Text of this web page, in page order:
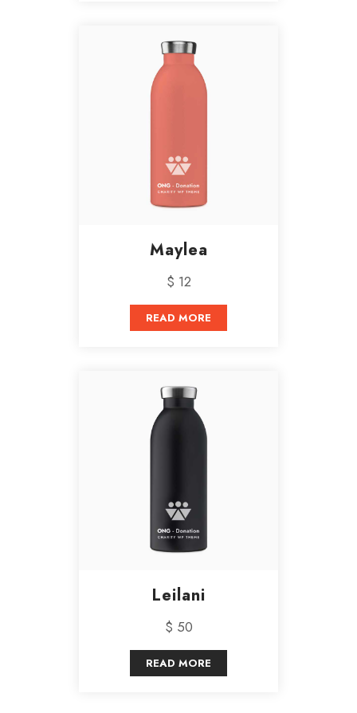
Maylea
$ 12
READ MORE
Leilani
$ 50
READ MORE